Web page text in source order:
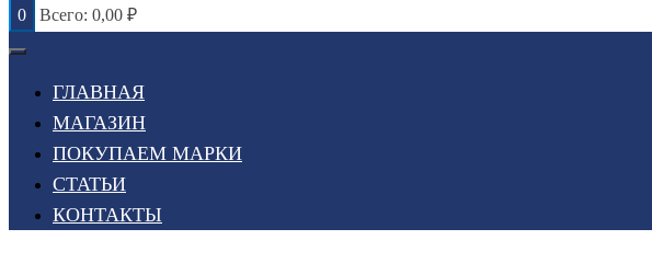
0
Всего: 0,00 ₽
ГЛАВНАЯ
МАГАЗИН
ПОКУПАЕМ МАРКИ
СТАТЬИ
КОНТАКТЫ